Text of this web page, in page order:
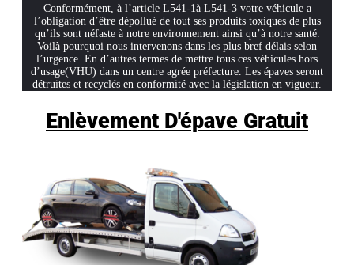
Conformément, à l’article L541-1à L541-3 votre véhicule a
l’obligation d’être dépollué de tout ses produits toxiques de plus
qu’ils sont néfaste à notre environnement ainsi qu’à notre santé.
Voilà pourquoi nous intervenons dans les plus bref délais selon
l’urgence. En d’autres termes de mettre tous ces véhicules hors
d’usage(VHU) dans un centre agrée préfecture. Les épaves seront
détruites et recyclés en conformité avec la législation en vigueur.
Enlèvement D'épave Gratuit